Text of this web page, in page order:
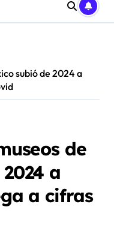
subió de 2024 a
de
a
a cifras